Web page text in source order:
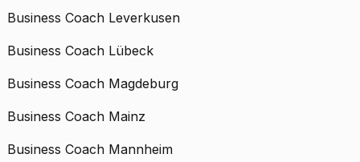
Business Coach Leverkusen
Business Coach Lübeck
Business Coach Magdeburg
Business Coach Mainz
Business Coach Mannheim